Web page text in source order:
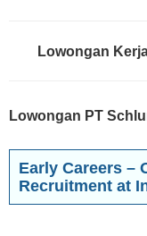
Lowongan
Lowongan PT
Early Careers –
Recruitment at